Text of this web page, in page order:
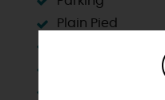
Plain Pied